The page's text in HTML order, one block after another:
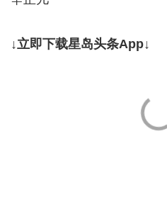
↓立即下载星岛头条App↓